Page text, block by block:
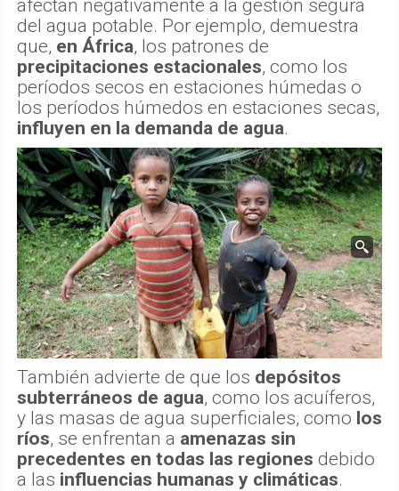
afectan negativamente a la gestión segura
del agua potable. Por ejemplo, demuestra
que, en África, los patrones de
precipitaciones estacionales, como los
períodos secos en estaciones húmedas o
los períodos húmedos en estaciones secas,
influyen en la demanda de agua.
También advierte de que los depósitos
subterráneos de agua, como los acuíferos,
y las masas de agua superficiales, como los
ríos, se enfrentan a amenazas sin
precedentes en todas las regiones debido
a las influencias humanas y climáticas.